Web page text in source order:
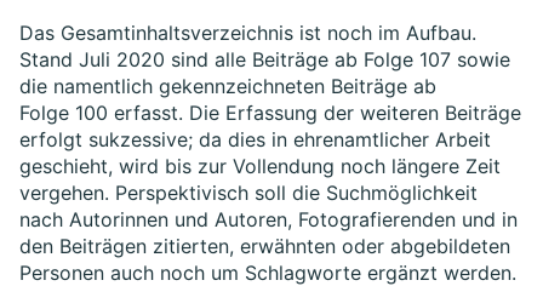
Das Gesamtinhaltsverzeichnis ist noch im Aufbau.
Stand Juli 2020 sind alle Beiträge ab Folge 107 sowie
die namentlich gekennzeichneten Beiträge ab
Folge 100 erfasst. Die Erfassung der weiteren Beiträge
erfolgt sukzessive; da dies in ehrenamtlicher Arbeit
geschieht, wird bis zur Vollendung noch längere Zeit
vergehen. Perspektivisch soll die Suchmöglichkeit
nach Autorinnen und Autoren, Fotografierenden und in
den Beiträgen zitierten, erwähnten oder abgebildeten
Personen auch noch um Schlagworte ergänzt werden.